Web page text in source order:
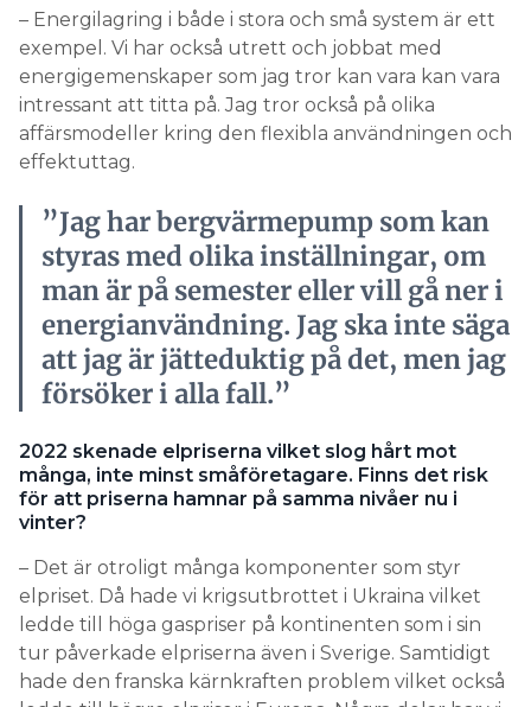
– Energilagring i både i stora och små system är ett
exempel. Vi har också utrett och jobbat med
energigemenskaper som jag tror kan vara kan vara
intressant att titta på. Jag tror också på olika
affärsmodeller kring den flexibla användningen och
effektuttag.
”Jag har bergvärmepump som kan
styras med olika inställningar, om
man är på semester eller vill gå ner i
energianvändning. Jag ska inte säga
att jag är jätteduktig på det, men jag
försöker i alla fall.”
2022 skenade elpriserna vilket slog hårt mot
många, inte minst småföretagare. Finns det risk
för att priserna hamnar på samma nivåer nu i
vinter?
– Det är otroligt många komponenter som styr
elpriset. Då hade vi krigsutbrottet i Ukraina vilket
ledde till höga gaspriser på kontinenten som i sin
tur påverkade elpriserna även i Sverige. Samtidigt
hade den franska kärnkraften problem vilket också